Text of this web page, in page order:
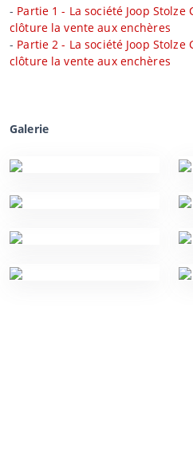
- Partie 1 - La société Joop Stolze
clôture la vente aux enchères
- Partie 2 - La société Joop Stolze
clôture la vente aux enchères
Galerie